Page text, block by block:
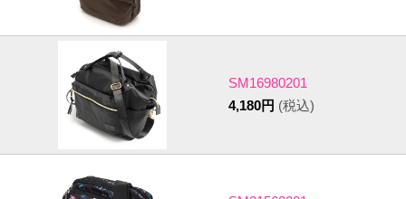
SM16980201
4,180円 (税込)